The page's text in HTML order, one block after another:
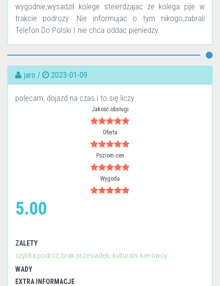
wygodnie,wysadzil kolege steierdzajac ze kolega pije w
trakcie podrozy .Nie informujac o tym nikogo,zabrali
Telefon Do Polski I nie chca oddac pieniedzy.
jaro / 2023-01-09
polecam, dojazd na czas i to się liczy
Jakość obsługi
Oferta
Poziom cen
Wygoda
5.00
ZALETY
szybka podróż, brak przesiadek, kulturalni kierowcy
WADY
EXTRA INFORMACJE